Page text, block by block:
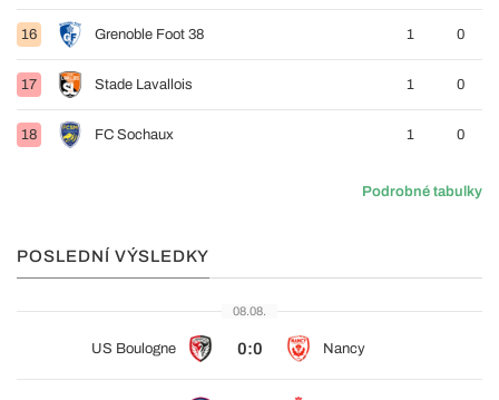
16 Grenoble Foot 38 1 0
17 Stade Lavallois 1 0
18 FC Sochaux 1 0
Podrobné tabulky
POSLEDNÍ VÝSLEDKY
08.08.
US Boulogne 0:0 Nancy